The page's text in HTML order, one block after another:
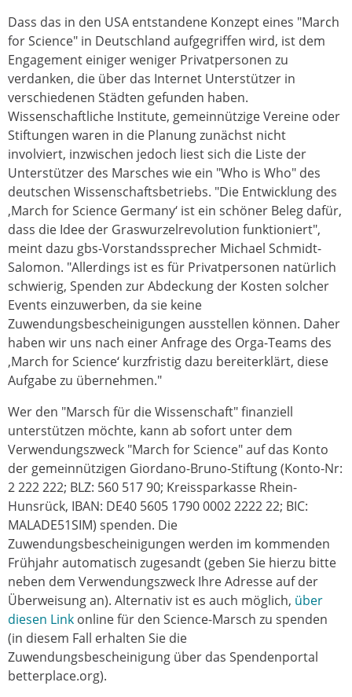
Dass das in den USA entstandene Konzept eines "March
for Science" in Deutschland aufgegriffen wird, ist dem
Engagement einiger weniger Privatpersonen zu
verdanken, die über das Internet Unterstützer in
verschiedenen Städten gefunden haben.
Wissenschaftliche Institute, gemeinnützige Vereine oder
Stiftungen waren in die Planung zunächst nicht
involviert, inzwischen jedoch liest sich die Liste der
Unterstützer des Marsches wie ein "Who is Who" des
deutschen Wissenschaftsbetriebs. "Die Entwicklung des
‚March for Science Germany‘ ist ein schöner Beleg dafür,
dass die Idee der Graswurzelrevolution funktioniert",
meint dazu gbs-Vorstandssprecher Michael Schmidt-
Salomon. "Allerdings ist es für Privatpersonen natürlich
schwierig, Spenden zur Abdeckung der Kosten solcher
Events einzuwerben, da sie keine
Zuwendungsbescheinigungen ausstellen können. Daher
haben wir uns nach einer Anfrage des Orga-Teams des
‚March for Science‘ kurzfristig dazu bereiterklärt, diese
Aufgabe zu übernehmen."
Wer den "Marsch für die Wissenschaft" finanziell
unterstützen möchte, kann ab sofort unter dem
Verwendungszweck "March for Science" auf das Konto
der gemeinnützigen Giordano-Bruno-Stiftung (Konto-Nr:
2 222 222; BLZ: 560 517 90; Kreissparkasse Rhein-
Hunsrück, IBAN: DE40 5605 1790 0002 2222 22; BIC:
MALADE51SIM) spenden. Die
Zuwendungsbescheinigungen werden im kommenden
Frühjahr automatisch zugesandt (geben Sie hierzu bitte
neben dem Verwendungszweck Ihre Adresse auf der
Überweisung an). Alternativ ist es auch möglich, über
diesen Link online für den Science-Marsch zu spenden
(in diesem Fall erhalten Sie die
Zuwendungsbescheinigung über das Spendenportal
betterplace.org).